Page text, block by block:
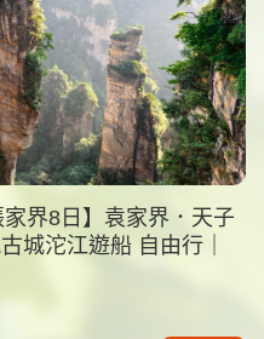
界8日】袁家界．天子
城沱江遊船 自由行｜